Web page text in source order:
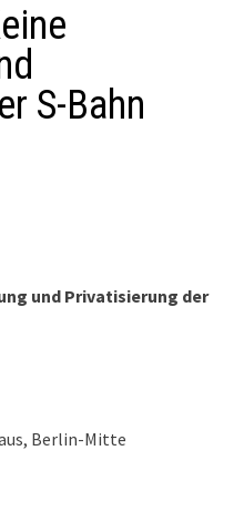
S-Bahn
und Privatisierung der
Berlin-Mitte